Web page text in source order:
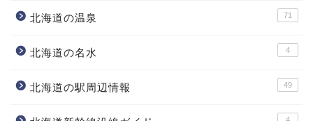
北海道の温泉 71
北海道の名水 4
北海道の駅周辺情報 49